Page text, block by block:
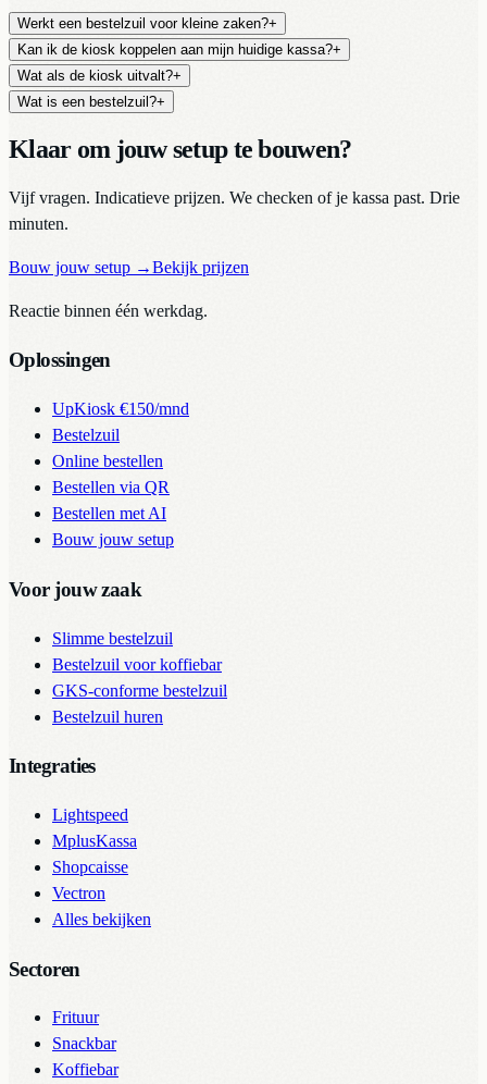
Werkt een bestelzuil voor kleine zaken?+
Kan ik de kiosk koppelen aan mijn huidige kassa?+
Wat als de kiosk uitvalt?+
Wat is een bestelzuil?+
Klaar om jouw setup te bouwen?
Vijf vragen. Indicatieve prijzen. We checken of je kassa past. Drie
minuten.
Bouw jouw setup →Bekijk prijzen
Reactie binnen één werkdag.
Oplossingen
UpKiosk €150/mnd
Bestelzuil
Online bestellen
Bestellen via QR
Bestellen met AI
Bouw jouw setup
Voor jouw zaak
Slimme bestelzuil
Bestelzuil voor koffiebar
GKS-conforme bestelzuil
Bestelzuil huren
Integraties
Lightspeed
MplusKassa
Shopcaisse
Vectron
Alles bekijken
Sectoren
Frituur
Snackbar
Koffiebar